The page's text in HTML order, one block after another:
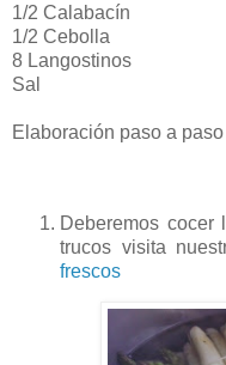
1/2 Calabacín
1/2 Cebolla
8 Langostinos
Sal
Elaboración paso a
Deberemos cocer
trucos visita
frescos